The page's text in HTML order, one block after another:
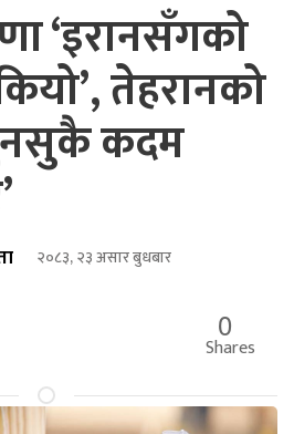
‘इरानसँगको
तेहरानको
कदम
२०८३, २३ असार बुधबार
0
Shares